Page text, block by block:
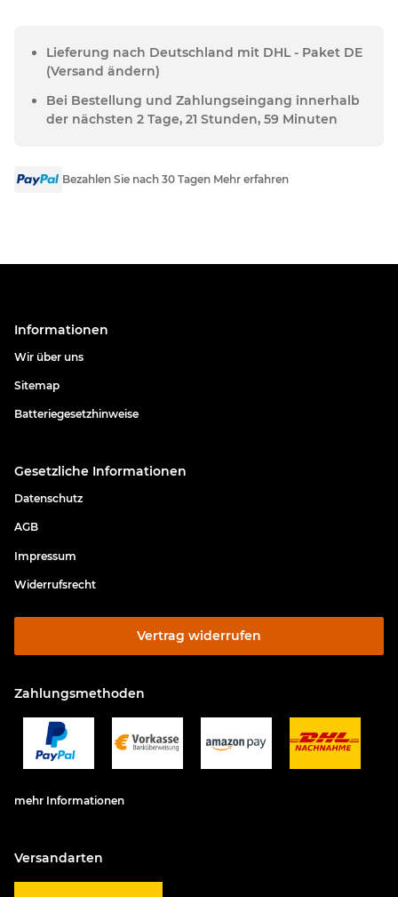
Lieferung nach Deutschland mit DHL - Paket DE
(Versand ändern)
Bei Bestellung und Zahlungseingang innerhalb
der nächsten 2 Tage, 21 Stunden, 59 Minuten
Bezahlen Sie nach 30 Tagen Mehr erfahren
Informationen
Wir über uns
Sitemap
Batteriegesetzhinweise
Gesetzliche Informationen
Datenschutz
AGB
Impressum
Widerrufsrecht
Vertrag widerrufen
Zahlungsmethoden
mehr Informationen
Versandarten